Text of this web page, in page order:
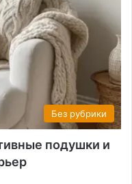
Без рубрики
подушки и